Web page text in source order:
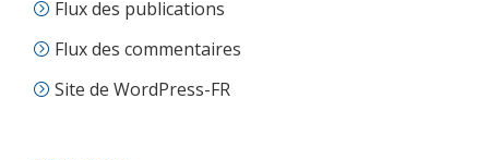
Flux des publications
Flux des commentaires
Site de WordPress-FR